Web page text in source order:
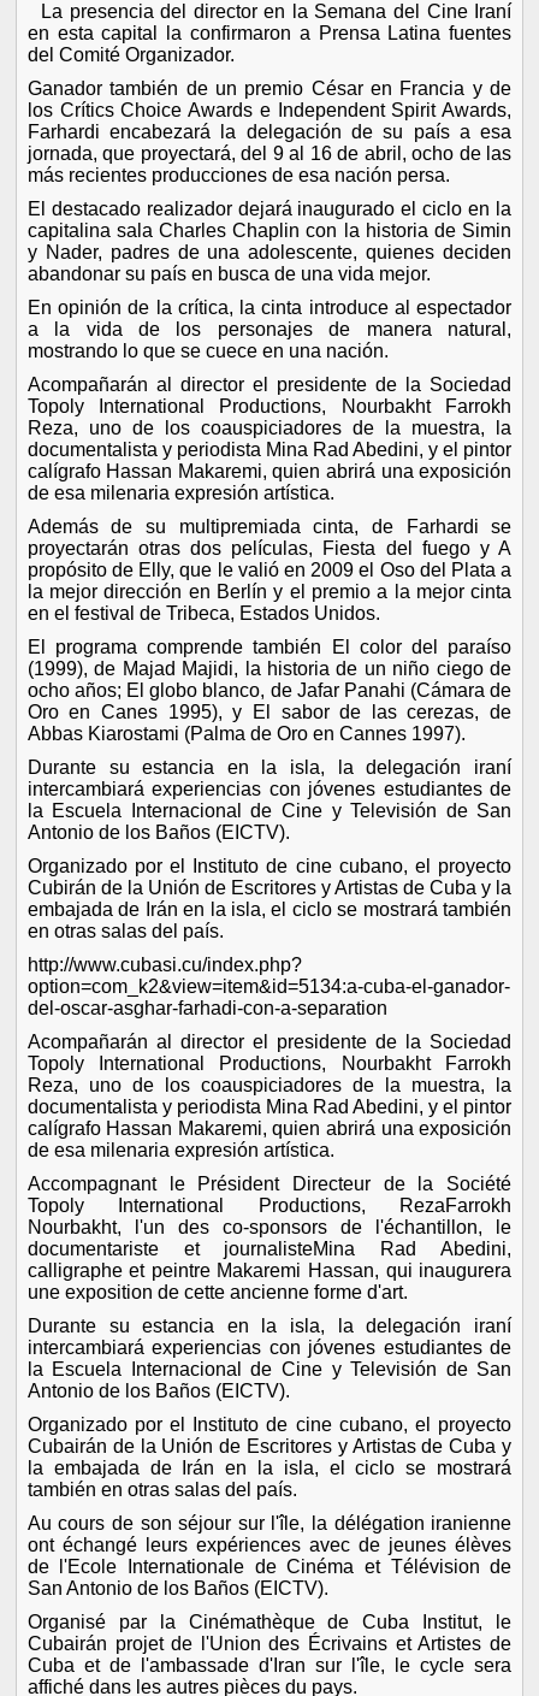
La presencia del director en la Semana del Cine Iraní
en esta capital la confirmaron a Prensa Latina fuentes
del Comité Organizador.
Ganador también de un premio César en Francia y de
los Crítics Choice Awards e Independent Spirit Awards,
Farhardi encabezará la delegación de su país a esa
jornada, que proyectará, del 9 al 16 de abril, ocho de las
más recientes producciones de esa nación persa.
El destacado realizador dejará inaugurado el ciclo en la
capitalina sala Charles Chaplin con la historia de Simin
y Nader, padres de una adolescente, quienes deciden
abandonar su país en busca de una vida mejor.
En opinión de la crítica, la cinta introduce al espectador
a la vida de los personajes de manera natural,
mostrando lo que se cuece en una nación.
Acompañarán al director el presidente de la Sociedad
Topoly International Productions, Nourbakht Farrokh
Reza, uno de los coauspiciadores de la muestra, la
documentalista y periodista Mina Rad Abedini, y el pintor
calígrafo Hassan Makaremi, quien abrirá una exposición
de esa milenaria expresión artística.
Además de su multipremiada cinta, de Farhardi se
proyectarán otras dos películas, Fiesta del fuego y A
propósito de Elly, que le valió en 2009 el Oso del Plata a
la mejor dirección en Berlín y el premio a la mejor cinta
en el festival de Tribeca, Estados Unidos.
El programa comprende también El color del paraíso
(1999), de Majad Majidi, la historia de un niño ciego de
ocho años; El globo blanco, de Jafar Panahi (Cámara de
Oro en Canes 1995), y El sabor de las cerezas, de
Abbas Kiarostami (Palma de Oro en Cannes 1997).
Durante su estancia en la isla, la delegación iraní
intercambiará experiencias con jóvenes estudiantes de
la Escuela Internacional de Cine y Televisión de San
Antonio de los Baños (EICTV).
Organizado por el Instituto de cine cubano, el proyecto
Cubirán de la Unión de Escritores y Artistas de Cuba y la
embajada de Irán en la isla, el ciclo se mostrará también
en otras salas del país.
http://www.cubasi.cu/index.php?
option=com_k2&view=item&id=5134:a-cuba-el-ganador-
del-oscar-asghar-farhadi-con-a-separation
Acompañarán al director el presidente de la Sociedad
Topoly International Productions, Nourbakht Farrokh
Reza, uno de los coauspiciadores de la muestra, la
documentalista y periodista Mina Rad Abedini, y el pintor
calígrafo Hassan Makaremi, quien abrirá una exposición
de esa milenaria expresión artística.
Accompagnant le Président Directeur de la Société
Topoly International Productions, RezaFarrokh
Nourbakht, l'un des co-sponsors de l'échantillon, le
documentariste et journalisteMina Rad Abedini,
calligraphe et peintre Makaremi Hassan, qui inaugurera
une exposition de cette ancienne forme d'art.
Durante su estancia en la isla, la delegación iraní
intercambiará experiencias con jóvenes estudiantes de
la Escuela Internacional de Cine y Televisión de San
Antonio de los Baños (EICTV).
Organizado por el Instituto de cine cubano, el proyecto
Cubairán de la Unión de Escritores y Artistas de Cuba y
la embajada de Irán en la isla, el ciclo se mostrará
también en otras salas del país.
Au cours de son séjour sur l'île, la délégation iranienne
ont échangé leurs expériences avec de jeunes élèves
de l'Ecole Internationale de Cinéma et Télévision de
San Antonio de los Baños (EICTV).
Organisé par la Cinémathèque de Cuba Institut, le
Cubairán projet de l'Union des Écrivains et Artistes de
Cuba et de l'ambassade d'Iran sur l'île, le cycle sera
affiché dans les autres pièces du pays.